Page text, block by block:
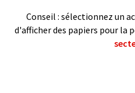
Conseil : sélectionnez un
d'afficher des papiers pour la